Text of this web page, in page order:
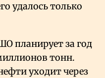
удалось только
планирует за год
тонн.
уходит через